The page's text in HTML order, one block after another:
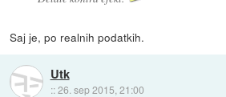
Saj je, po realnih podatkih.
Utk
::26. sep 2015, 21:00